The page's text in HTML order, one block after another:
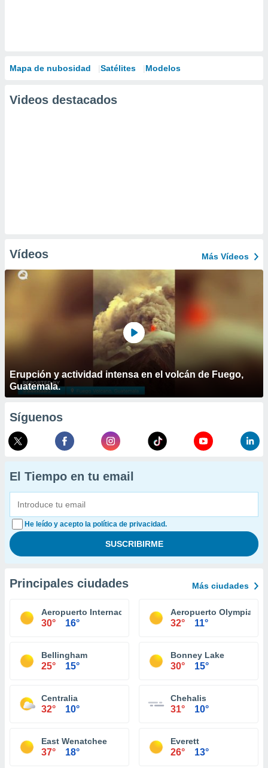
Mapa de nubosidad Satélites Modelos
Videos destacados
Vídeos Más Vídeos
Erupción y actividad intensa en el volcán de Fuego,
Guatemala.
Síguenos
El Tiempo en tu email
He leído y acepto la política de privacidad.
Principales ciudades Más ciudades
Aeropuerto Internacional King County Seattle
30° 16°
Aeropuerto Olympia
32° 11°
Bellingham
25° 15°
Bonney Lake
30° 15°
Centralia
32° 10°
Chehalis
31° 10°
East Wenatchee
37° 18°
Everett
26° 13°